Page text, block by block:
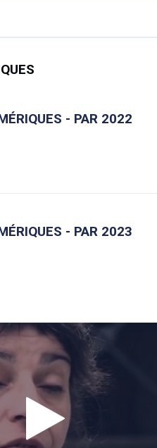
- PAR 2022
- PAR 2023